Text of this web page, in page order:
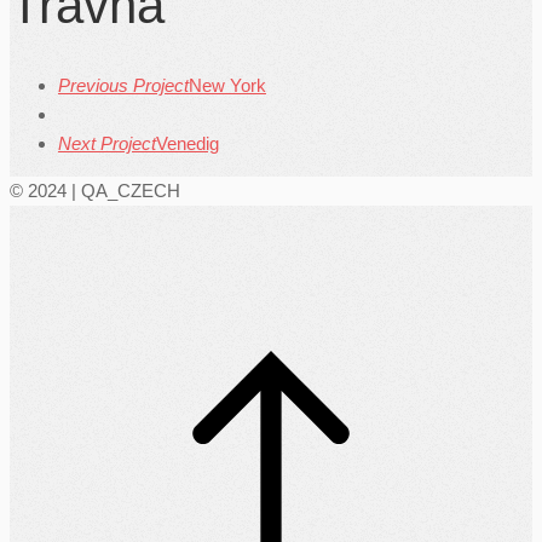
Previous ProjectNew York
Next ProjectVenedig
© 2024 | QA_CZECH